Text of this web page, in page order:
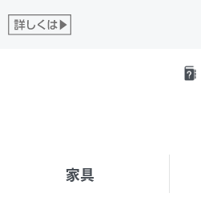
家具